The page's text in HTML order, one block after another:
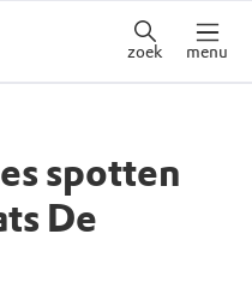
zoek menu
spotten
De